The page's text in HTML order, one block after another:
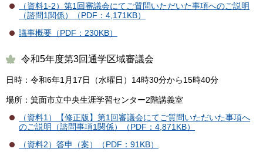
（資料1-2）第1回審議会にてご質問いただいた事項へのご説明
（諮問1関係）（PDF：4,171KB）
議事概要（PDF：230KB）
令和5年度第3回通学区域審議会
日時：令和6年1月17日（水曜日）14時30分から15時40分
場所：箕面市立中央生涯学習センター2階講義室
（資料1）【修正版】第1回審議会にてご質問いただいた事項へ
のご説明（諮問事項1関係）（PDF：4,871KB）
（資料2）答申（案）（PDF：91KB）